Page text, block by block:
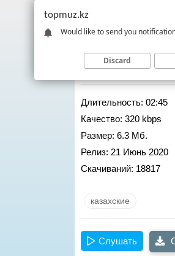
Садраддин–
Длительность: 02:45
Качество: 320 kbps
Размер: 6.3 Мб.
Релиз: 21 Июнь 2020
Скачиваний: 18817
казахские
Слушать
topmuz.kz
Would like to send you
Discard